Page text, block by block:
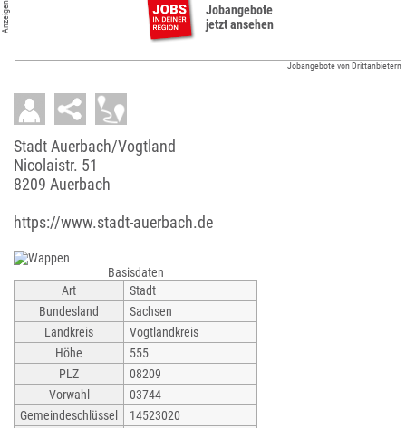
Anzeigen
Jobangebote
jetzt ansehen
Jobangebote von Drittanbietern
Stadt Auerbach/Vogtland
Nicolaistr. 51
8209 Auerbach
https://www.stadt-auerbach.de
Basisdaten
Art
Stadt
Bundesland
Sachsen
Landkreis
Vogtlandkreis
Höhe
555
PLZ
08209
Vorwahl
03744
Gemeindeschlüssel
14523020